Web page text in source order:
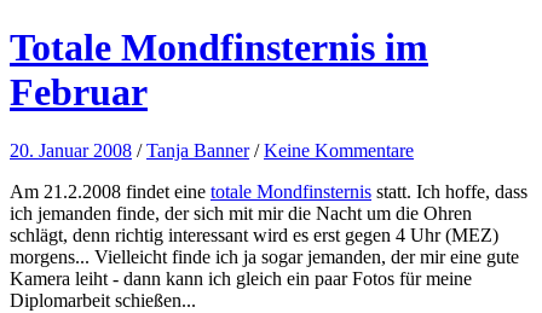
Totale Mondfinsternis im
Februar
20. Januar 2008 /Tanja Banner /Keine Kommentare
Am 21.2.2008 findet eine totale Mondfinsternis statt. Ich hoffe, dass
ich jemanden finde, der sich mit mir die Nacht um die Ohren
schlägt, denn richtig interessant wird es erst gegen 4 Uhr (MEZ)
morgens... Vielleicht finde ich ja sogar jemanden, der mir eine gute
Kamera leiht - dann kann ich gleich ein paar Fotos für meine
Diplomarbeit schießen...